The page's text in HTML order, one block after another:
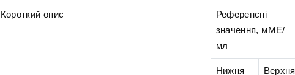
Короткий опис
Референсні
значення, мМЕ/
мл
Нижня
Верхня